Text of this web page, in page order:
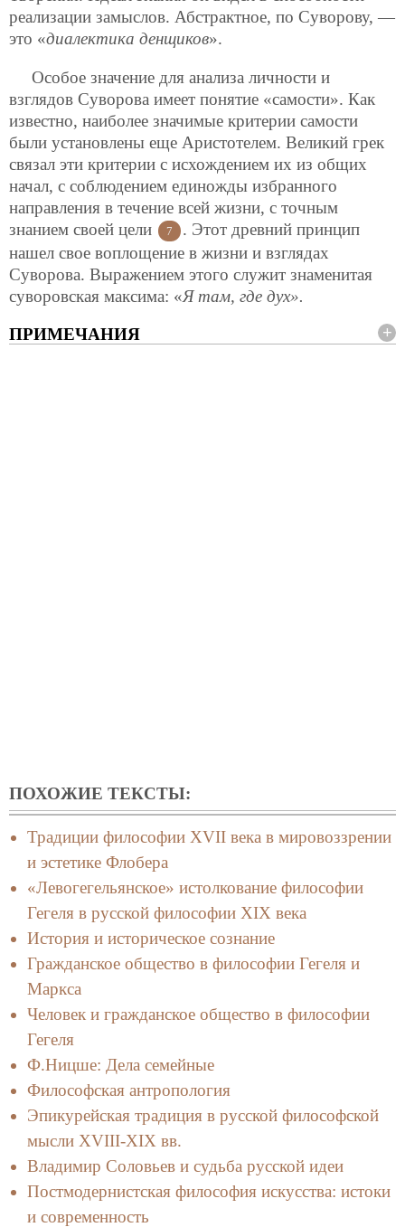
реализации замыслов. Абстрактное, по Суворову, —
это «диалектика денщиков».
Особое значение для анализа личности и
взглядов Суворова имеет понятие «самости». Как
известно, наиболее значимые критерии самости
были установлены еще Аристотелем. Великий грек
связал эти критерии с исхождением их из общих
начал, с соблюдением единожды избранного
направления в течение всей жизни, с точным
знанием своей цели
7
. Этот древний принцип
нашел свое воплощение в жизни и взглядах
Суворова. Выражением этого служит знаменитая
суворовская максима: «Я там, где дух».
ПРИМЕЧАНИЯ
ПОХОЖИЕ ТЕКСТЫ:
Традиции философии XVII века в мировоззрении
и эстетике Флобера
«Левогегельянское» истолкование философии
Гегеля в русской философии XIX века
История и историческое сознание
Гражданское общество в философии Гегеля и
Маркса
Человек и гражданское общество в философии
Гегеля
Ф.Ницше: Дела семейные
Философская антропология
Эпикурейская традиция в русской философской
мысли XVIII-XIX вв.
Владимир Соловьев и судьба русской идеи
Постмодернистская философия искусства: истоки
и современность